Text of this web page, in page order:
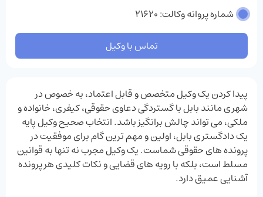
شماره پروانه وکالت: 21620
تماس با وکیل
پیدا کردن یک وکیل متخصص و قابل اعتماد، به‌ خصوص در
شهری مانند بابل با گستردگی دعاوی حقوقی، کیفری، خانواده و
ملکی، می ‌تواند چالش ‌برانگیز باشد. انتخاب صحیح وکیل پایه
یک دادگستری بابل، اولین و مهم‌ ترین گام برای موفقیت در
پرونده‌ های حقوقی شماست. یک وکیل مجرب نه تنها به قوانین
مسلط است، بلکه با رویه‌ های قضایی و نکات کلیدی هر پرونده
آشنایی عمیق دارد.